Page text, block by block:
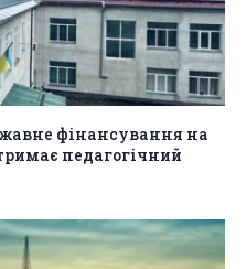
фінансування на
педагогічний